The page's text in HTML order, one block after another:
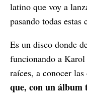
latino que voy a
pasando todas estas
Es un disco donde
funcionando a
raíces, a conocer
que, con un álbum